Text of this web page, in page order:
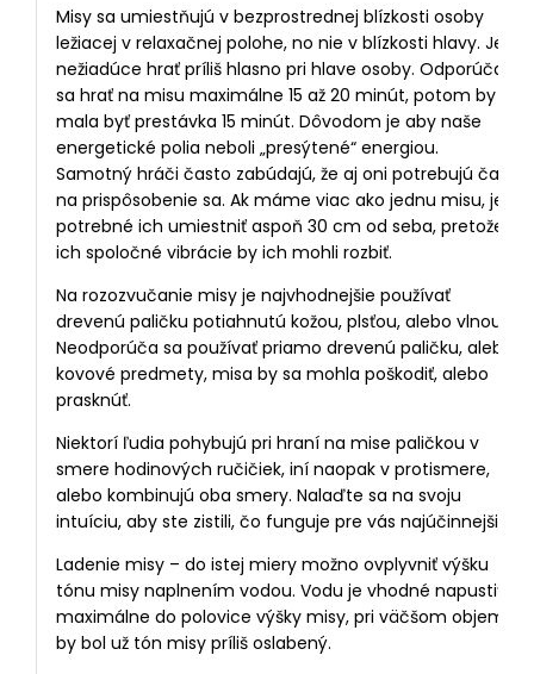
Misy sa umiestňujú v bezprostrednej blízkosti osoby
ležiacej v relaxačnej polohe, no nie v blízkosti hlavy. Je
nežiadúce hrať príliš hlasno pri hlave osoby. Odporúča
sa hrať na misu maximálne 15 až 20 minút, potom by
mala byť prestávka 15 minút. Dôvodom je aby naše
energetické polia neboli „presýtené“ energiou.
Samotný hráči často zabúdajú, že aj oni potrebujú čas
na prispôsobenie sa. Ak máme viac ako jednu misu, je
potrebné ich umiestniť aspoň 30 cm od seba, pretože
ich spoločné vibrácie by ich mohli rozbiť.
Na rozozvučanie misy je najvhodnejšie používať
drevenú paličku potiahnutú kožou, plsťou, alebo vlnou.
Neodporúča sa používať priamo drevenú paličku, alebo
kovové predmety, misa by sa mohla poškodiť, alebo
prasknúť.
Niektorí ľudia pohybujú pri hraní na mise paličkou v
smere hodinových ručičiek, iní naopak v protismere,
alebo kombinujú oba smery. Nalaďte sa na svoju
intuíciu, aby ste zistili, čo funguje pre vás najúčinnejšie.
Ladenie misy – do istej miery možno ovplyvniť výšku
tónu misy naplnením vodou. Vodu je vhodné napustiť
maximálne do polovice výšky misy, pri väčšom objeme
by bol už tón misy príliš oslabený.